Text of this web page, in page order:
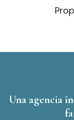
Una agencia